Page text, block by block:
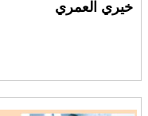
خيري العمري